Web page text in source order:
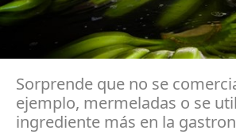
Sorprende que no se
ejemplo, mermeladas o se
ingrediente más en la